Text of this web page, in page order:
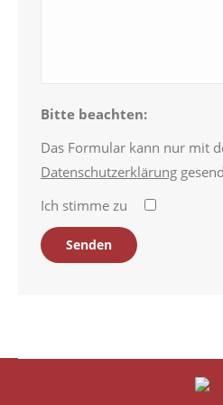
Bitte beachten:
Das Formular kann nur mit
Datenschutzerklärung
Ich stimme zu